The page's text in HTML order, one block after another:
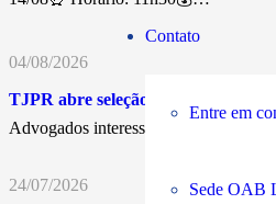
Contato
Entre em
Sede OAB
04/08/2026
TJPR abre seleção para Juiz
Advogados interessados em atuar
24/07/2026